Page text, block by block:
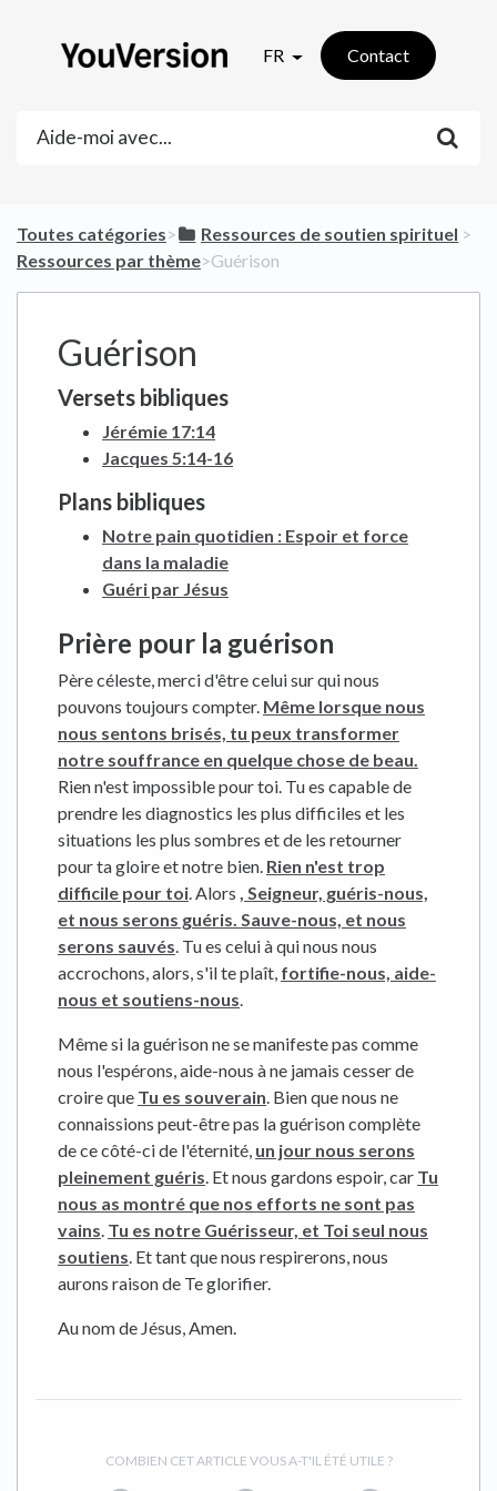
FR Contact
Toutes catégories​>​ ​Ressources de soutien spirituel ​ > ​
Ressources par thème​>​ Guérison
Guérison
Versets bibliques
Jérémie 17:14
Jacques 5:14-16
Plans bibliques
Notre pain quotidien : Espoir et force
dans la maladie
Guéri par Jésus
Prière pour la guérison
Père céleste, merci d'être celui sur qui nous
pouvons toujours compter. Même lorsque nous
nous sentons brisés, tu peux transformer
notre souffrance en quelque chose de beau.
Rien n'est impossible pour toi. Tu es capable de
prendre les diagnostics les plus difficiles et les
situations les plus sombres et de les retourner
pour ta gloire et notre bien. Rien n'est trop
difficile pour toi. Alors , Seigneur, guéris-nous,
et nous serons guéris. Sauve-nous, et nous
serons sauvés. Tu es celui à qui nous nous
accrochons, alors, s'il te plaît, fortifie-nous, aide-
nous et soutiens-nous.
Même si la guérison ne se manifeste pas comme
nous l'espérons, aide-nous à ne jamais cesser de
croire que Tu es souverain. Bien que nous ne
connaissions peut-être pas la guérison complète
de ce côté-ci de l'éternité, un jour nous serons
pleinement guéris. Et nous gardons espoir, car Tu
nous as montré que nos efforts ne sont pas
vains. Tu es notre Guérisseur, et Toi seul nous
soutiens. Et tant que nous respirerons, nous
aurons raison de Te glorifier.
Au nom de Jésus, Amen.
COMBIEN CET ARTICLE VOUS A-T'IL ÉTÉ UTILE ?